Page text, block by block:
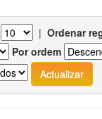
| Ordenar
Por ordem